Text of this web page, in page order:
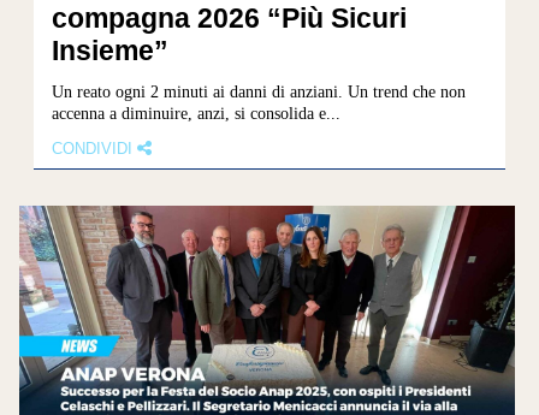
compagna 2026 “Più Sicuri
Insieme”
Un reato ogni 2 minuti ai danni di anziani. Un trend che non
accenna a diminuire, anzi, si consolida e...
CONDIVIDI